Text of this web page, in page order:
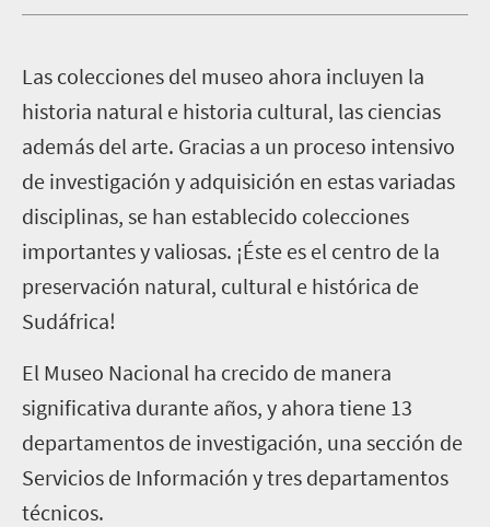
Las colecciones del museo ahora incluyen la
historia natural e historia cultural, las ciencias
además del arte. Gracias a un proceso intensivo
de investigación y adquisición en estas variadas
disciplinas, se han establecido colecciones
importantes y valiosas. ¡Éste es el centro de la
preservación natural, cultural e histórica de
Sudáfrica!
El Museo Nacional ha crecido de manera
significativa durante años, y ahora tiene 13
departamentos de investigación, una sección de
Servicios de Información y tres departamentos
técnicos.